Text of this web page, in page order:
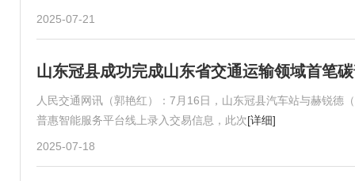
2025-07-21
山东冠县成功完成山东省交通运输领域首笔
人民交通网讯（郭艳红）：7月16日，山东冠县汽车站与赫锐德
普惠智能服务平台线上录入交易信息，此次[详细]
2025-07-18